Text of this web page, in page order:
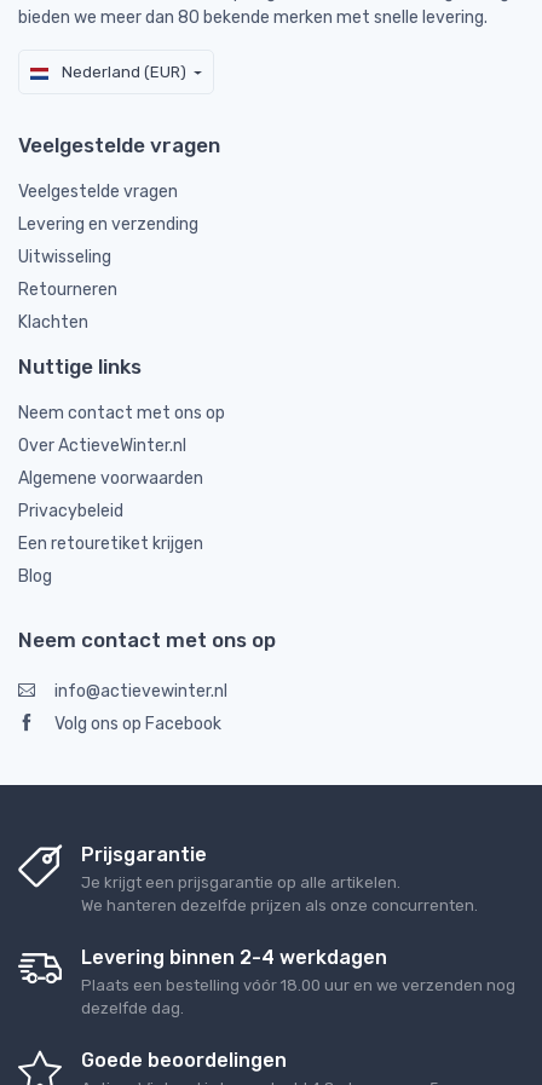
bieden we meer dan 80 bekende merken met snelle levering.
Nederland (EUR)
Veelgestelde vragen
Veelgestelde vragen
Levering en verzending
Uitwisseling
Retourneren
Klachten
Nuttige links
Neem contact met ons op
Over ActieveWinter.nl
Algemene voorwaarden
Privacybeleid
Een retouretiket krijgen
Blog
Neem contact met ons op
info@actievewinter.nl
Volg ons op Facebook
Prijsgarantie
Je krijgt een prijsgarantie op alle artikelen.
We hanteren dezelfde prijzen als onze concurrenten.
Levering binnen 2-4 werkdagen
Plaats een bestelling vóór 18.00 uur en we verzenden nog
dezelfde dag.
Goede beoordelingen